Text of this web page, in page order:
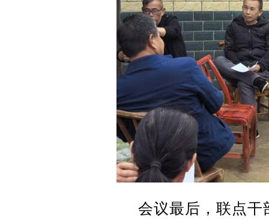
会议最后，联点干